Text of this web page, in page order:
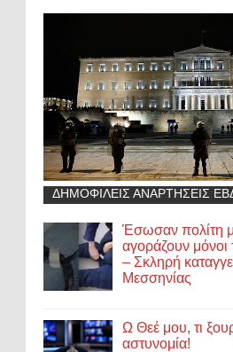
ΔΗΜΟΦΙΛΕΙΣ ΑΝΑΡΤΗΣΕΙΣ
Έσωσαν πολίτη
αγοράζουν μόνοι
– Σκληρή
Μεσσηνίας
Ω Θεέ μου, τι
αστυνομία!